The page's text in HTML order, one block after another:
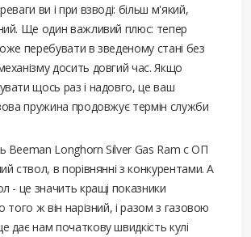
ви і при взводі: більш м'який,
Ще один важливий плюс: тепер
перебувати в зведеному стані без
досить довгий час. Якщо
щось раз і надовго, це ваш
пружина продовжує термін служби
Beeman Longhorn Silver Gas Ram с ОП
ствол, в порівнянні з конкурентами. А
- це значить кращі показники
того ж він нарізний, і разом з газовою
дає нам початкову швидкість кулі